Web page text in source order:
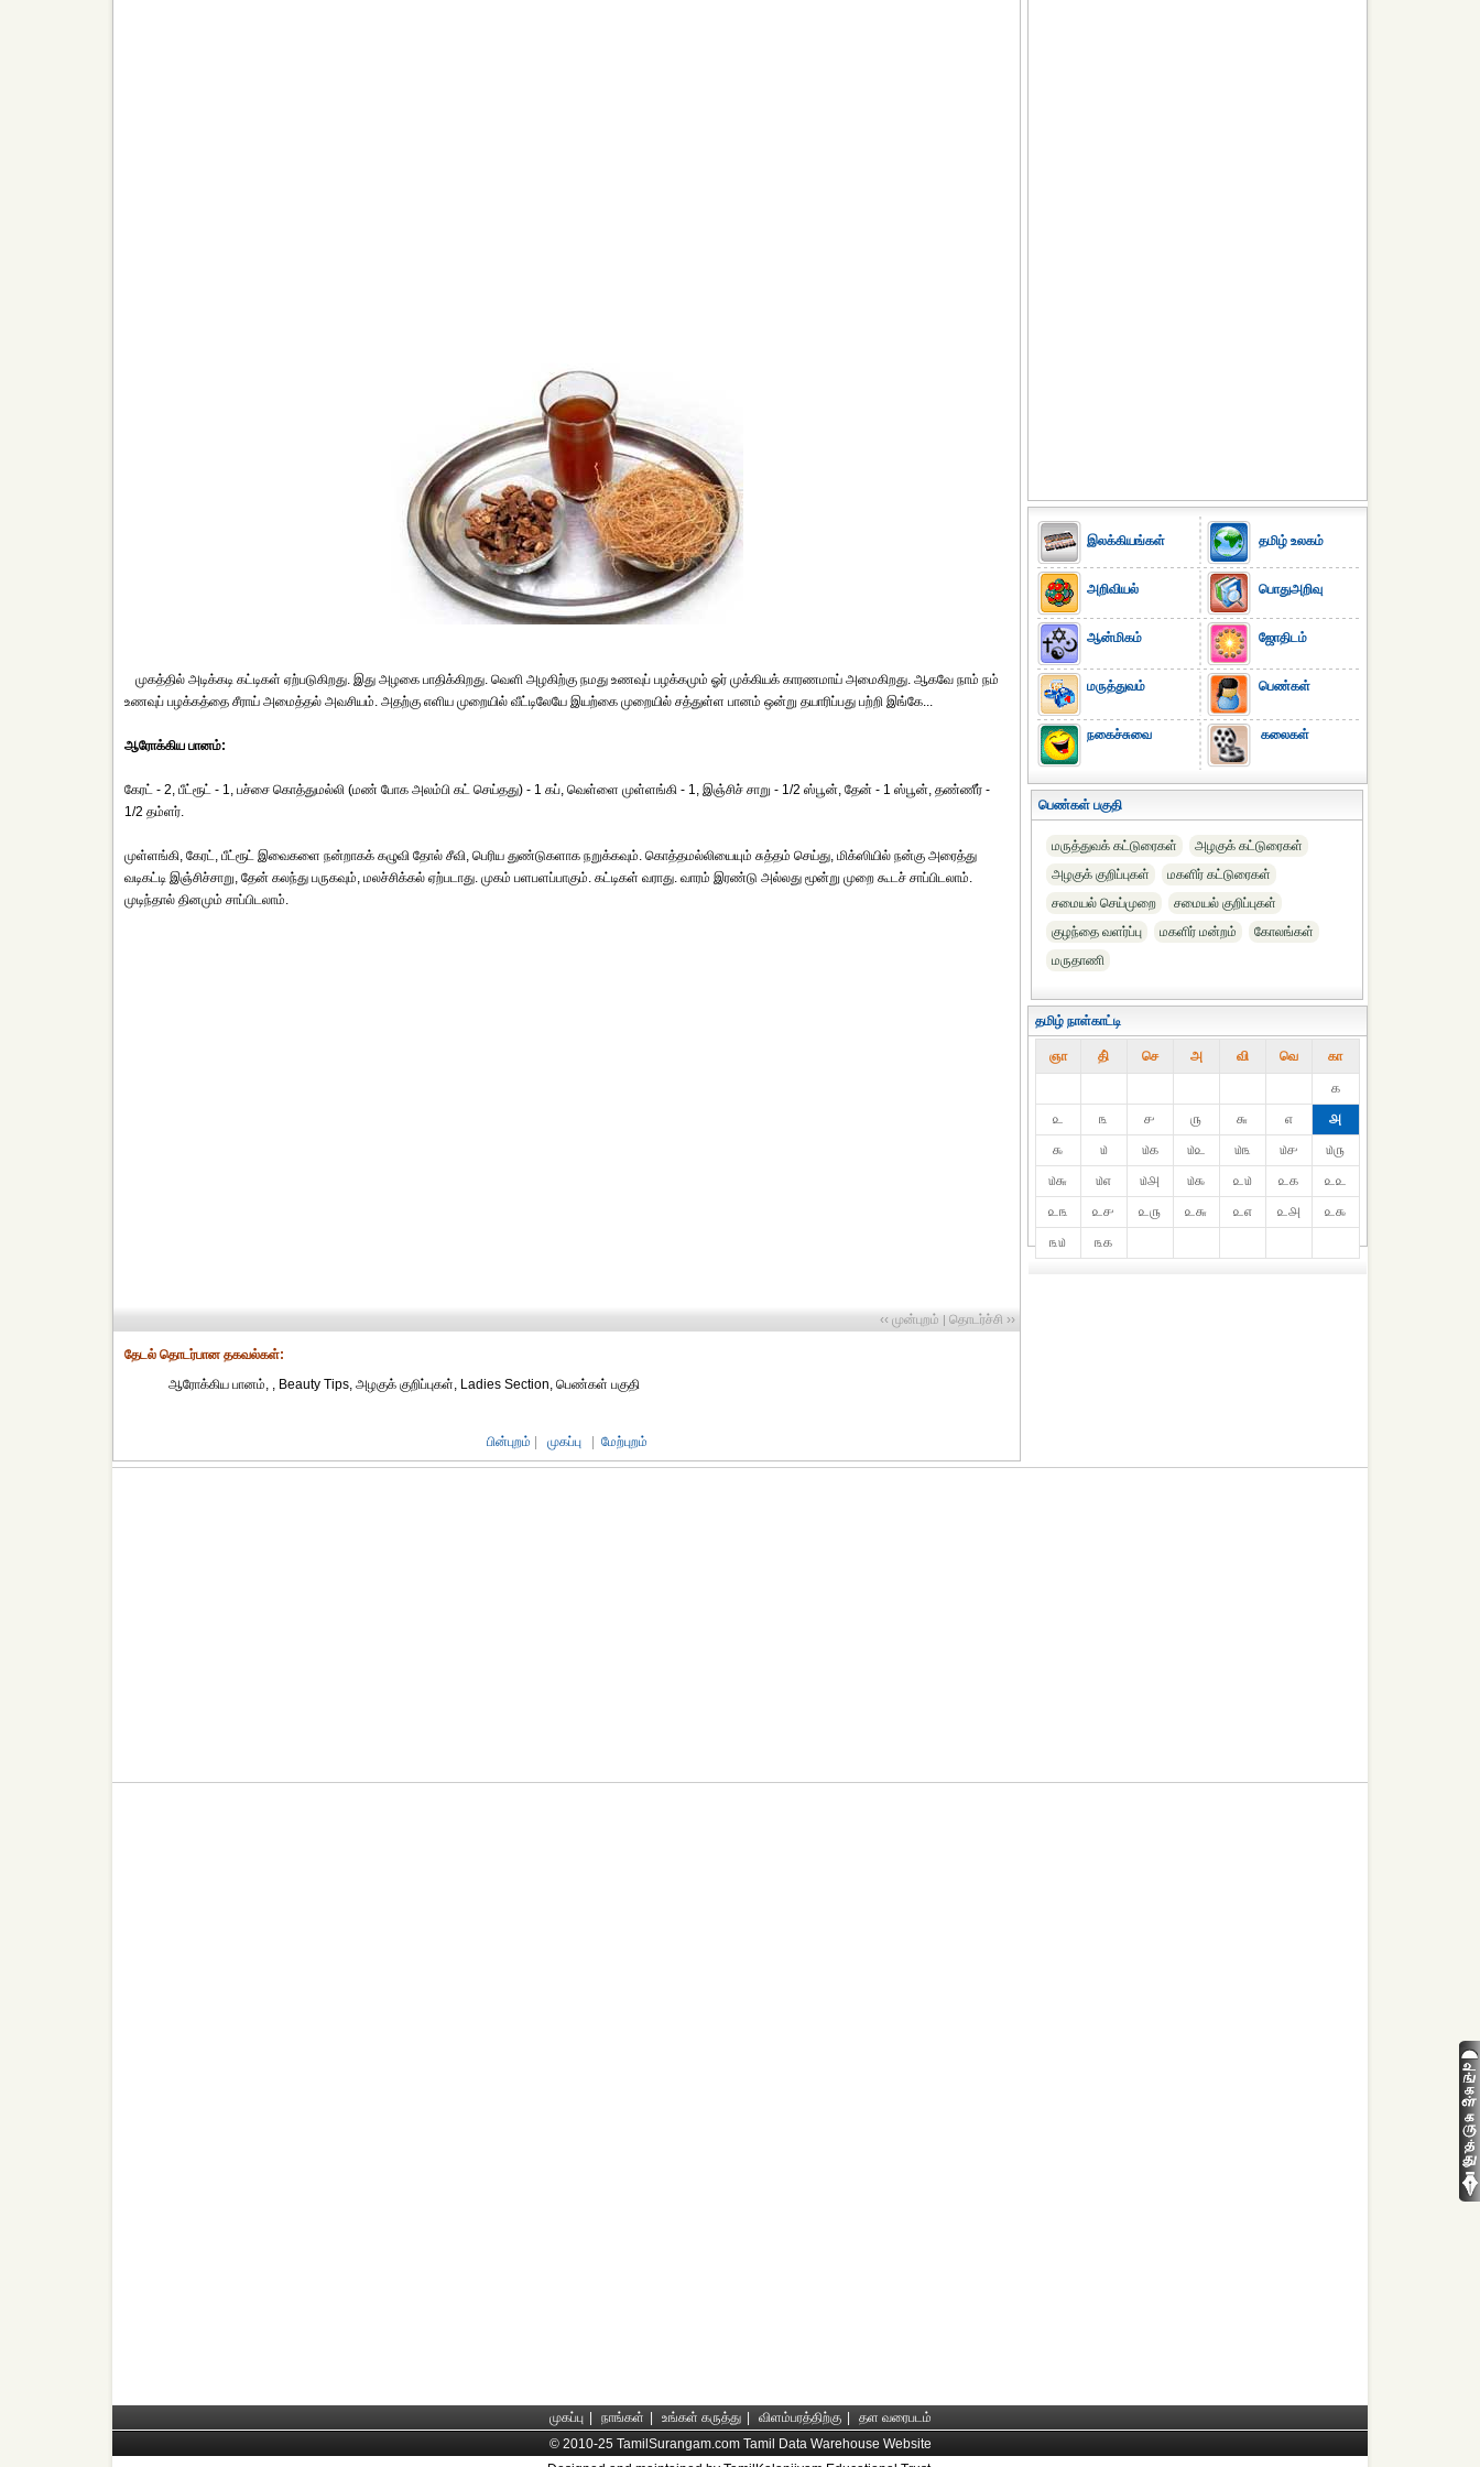
முகத்தில் அடிக்கடி கட்டிகள் ஏற்படுகிறது. இது அழகை பாதிக்கிறது. வெளி அழகிற்கு நமது உணவுப் பழக்கமும் ஓர் முக்கியக் காரணமாய் அமைகிறது. ஆகவே நாம் நம்
உணவுப் பழக்கத்தை சீராய் அமைத்தல் அவசியம். அதற்கு எளிய முறையில் வீட்டிலேயே இயற்கை முறையில் சத்துள்ள பானம் ஒன்று தயாரிப்பது பற்றி இங்கே...
ஆரோக்கிய பானம்:
கேரட் - 2, பீட்ரூட் - 1, பச்சை கொத்துமல்லி (மண் போக அலம்பி கட் செய்தது) - 1 கப், வெள்ளை முள்ளங்கி - 1, இஞ்சிச் சாறு - 1/2 ஸ்பூன், தேன் - 1 ஸ்பூன், தண்ணீர் -
1/2 தம்ளர்.
முள்ளங்கி, கேரட், பீட்ரூட் இவைகளை நன்றாகக் கழுவி தோல் சீவி, பெரிய துண்டுகளாக நறுக்கவும். கொத்தமல்லியையும் சுத்தம் செய்து, மிக்ஸியில் நன்கு அரைத்து
வடிகட்டி இஞ்சிச்சாறு, தேன் கலந்து பருகவும், மலச்சிக்கல் ஏற்படாது. முகம் பளபளப்பாகும். கட்டிகள் வராது. வாரம் இரண்டு அல்லது மூன்று முறை கூடச் சாப்பிடலாம்.
முடிந்தால் தினமும் சாப்பிடலாம்.
‹‹ முன்புறம் | தொடர்ச்சி ››
தேட‌ல் தொட‌ர்பான தகவ‌ல்க‌ள்:
ஆரோக்கிய பானம், , Beauty Tips, அழகுக் குறிப்புகள், Ladies Section, பெண்கள் பகுதி
பின்புறம் முகப்பு மேற்புறம்
இலக்கியங்கள்
அறிவியல்
ஆன்மிகம்
மருத்துவம்
நகைச்சுவை
தமிழ் உலகம்
பொதுஅறிவு
ஜோதிடம்
பெண்கள்
கலைகள்
பெண்கள் பகுதி
மருத்துவக் கட்டுரைகள்
அழகுக் கட்டுரைகள்
அழகுக் குறிப்புகள்
மகளிர் கட்டுரைகள்
சமையல் செய்முறை
சமையல் குறிப்புகள்
குழந்தை வளர்ப்பு
மகளிர் மன்றம்
கோலங்கள்
மருதாணி
தமிழ் நாள்காட்டி
ஞா தி் செ அ வி வெ கா
௧
௨
௩ ௪ ௫ ௬ ௭
௮
௯
௰ ௰௧ ௰௨ ௰௩ ௰௪
௰௫
௰௬
௰௭ ௰௮ ௰௯ ௨௰ ௨௧
௨௨
௨௩
௨௪ ௨௫ ௨௬ ௨௭ ௨௮
௨௯
௩௰
௩௧
முகப்பு நாங்கள் உங்கள் கருத்து விளம்பரத்திற்கு
தள வரைபடம்
© 2010-25 TamilSurangam.com Tamil Data Warehouse Website